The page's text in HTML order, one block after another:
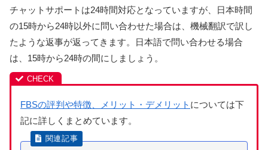
チャットサポートは24時間対応となっていますが、日本時間
の15時から24時以外に問い合わせた場合は、機械翻訳で訳し
たような返事が返ってきます。日本語で問い合わせる場合
は、15時から24時の間にしましょう。
FBSの評判や特徴、メリット・デメリット については下
記に詳しくまとめています。